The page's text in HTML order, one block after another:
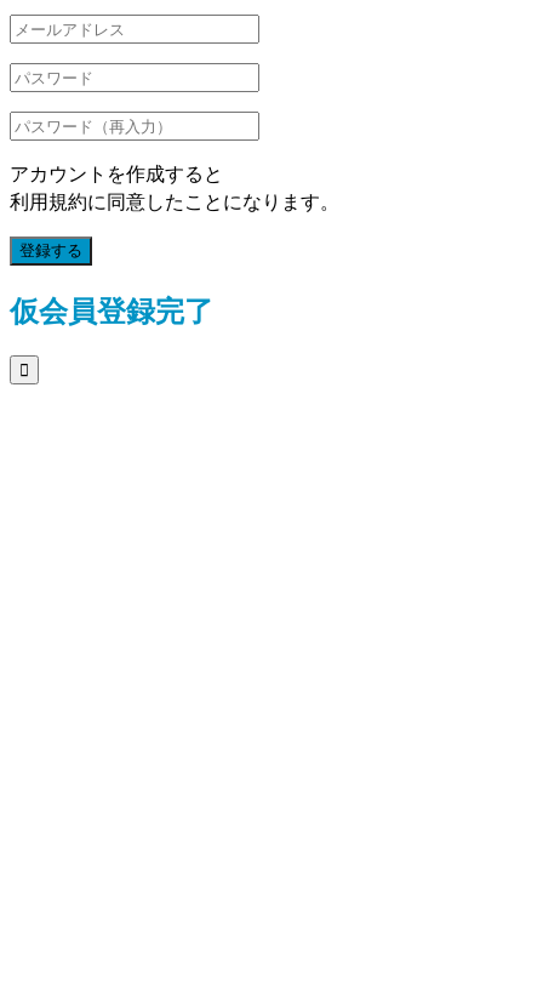
アカウントを作成すると
利用規約に同意したことになります。
登録する
仮会員登録完了
